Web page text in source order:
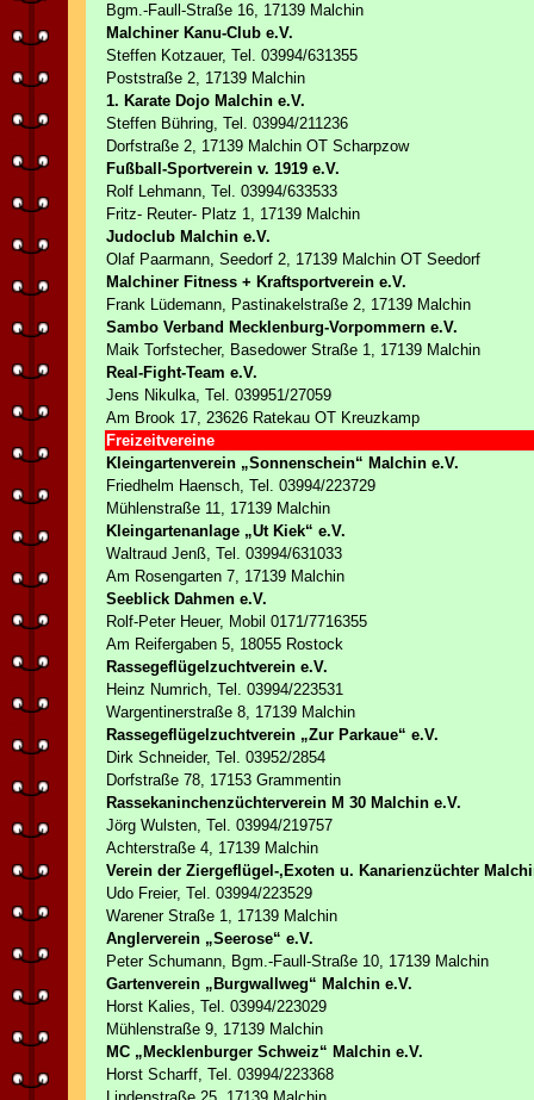
Bgm.-Faull-Straße 16, 17139 Malchin
Malchiner Kanu-Club e.V.
Steffen Kotzauer, Tel. 03994/631355
Poststraße 2, 17139 Malchin
1. Karate Dojo Malchin e.V.
Steffen Bühring, Tel. 03994/211236
Dorfstraße 2, 17139 Malchin OT Scharpzow
Fußball-Sportverein v. 1919 e.V.
Rolf Lehmann, Tel. 03994/633533
Fritz- Reuter- Platz 1, 17139 Malchin
Judoclub Malchin e.V.
Olaf Paarmann, Seedorf 2, 17139 Malchin OT Seedorf
Malchiner Fitness + Kraftsportverein e.V.
Frank Lüdemann, Pastinakelstraße 2, 17139 Malchin
Sambo Verband Mecklenburg-Vorpommern e.V.
Maik Torfstecher, Basedower Straße 1, 17139 Malchin
Real-Fight-Team e.V.
Jens Nikulka, Tel. 039951/27059
Am Brook 17, 23626 Ratekau OT Kreuzkamp
Freizeitvereine
Kleingartenverein „Sonnenschein“ Malchin e.V.
Friedhelm Haensch, Tel. 03994/223729
Mühlenstraße 11, 17139 Malchin
Kleingartenanlage „Ut Kiek“ e.V.
Waltraud Jenß, Tel. 03994/631033
Am Rosengarten 7, 17139 Malchin
Seeblick Dahmen e.V.
Rolf-Peter Heuer, Mobil 0171/7716355
Am Reifergaben 5, 18055 Rostock
Rassegeflügelzuchtverein e.V.
Heinz Numrich, Tel. 03994/223531
Wargentinerstraße 8, 17139 Malchin
Rassegeflügelzuchtverein „Zur Parkaue“ e.V.
Dirk Schneider, Tel. 03952/2854
Dorfstraße 78, 17153 Grammentin
Rassekaninchenzüchterverein M 30 Malchin e.V.
Jörg Wulsten, Tel. 03994/219757
Achterstraße 4, 17139 Malchin
Verein der Ziergeflügel-,Exoten u. Kanarienzüchter
Udo Freier, Tel. 03994/223529
Warener Straße 1, 17139 Malchin
Anglerverein „Seerose“ e.V.
Peter Schumann, Bgm.-Faull-Straße 10, 17139 Malchin
Gartenverein „Burgwallweg“ Malchin e.V.
Horst Kalies, Tel. 03994/223029
Mühlenstraße 9, 17139 Malchin
MC „Mecklenburger Schweiz“ Malchin e.V.
Horst Scharff, Tel. 03994/223368